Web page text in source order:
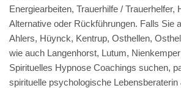
Energiearbeiten, Trauerhilfe / Trauerhelfer,
Alternative oder Rückführungen. Falls Sie
Ahlers, Hüynck, Kentrup, Osthellen,
wie auch Langenhorst, Lutum,
Spirituelles Hypnose Coachings suchen,
spirituelle psychologische